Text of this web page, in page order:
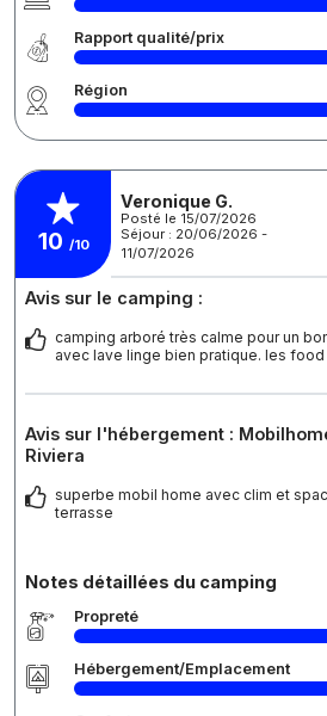
Rapport qualité/prix
Région
10 /10
Veronique G.
Posté le 15/07/2026
Séjour : 20/06/2026 -
11/07/2026
Avis sur le camping :
camping arboré très calme pour un
avec lave linge bien pratique. les food
Avis sur l'hébergement :
Riviera
superbe mobil home avec clim et
terrasse
Notes détaillées du camping
Propreté
Hébergement/Emplacement